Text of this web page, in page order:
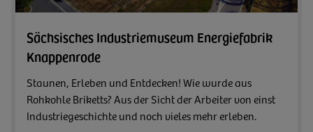
Sächsisches Industriemuseum Energiefabrik
Knappenrode
Staunen, Erleben und Entdecken! Wie wurde aus
Rohkohle Briketts? Aus der Sicht der Arbeiter von einst
Industriegeschichte und noch vieles mehr erleben.